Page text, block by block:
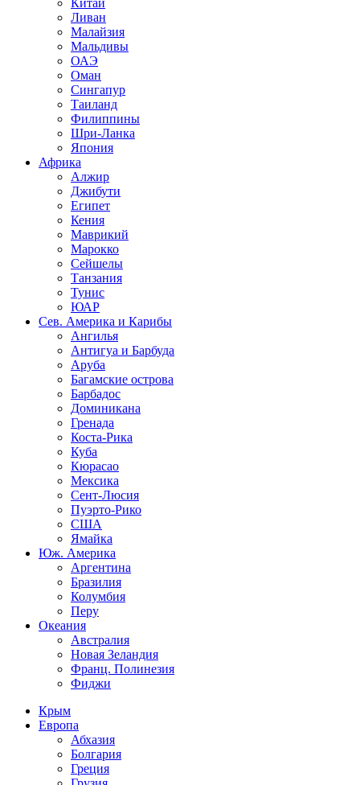
Китай
Ливан
Малайзия
Мальдивы
ОАЭ
Оман
Сингапур
Таиланд
Филиппины
Шри-Ланка
Япония
Африка
Алжир
Джибути
Египет
Кения
Маврикий
Марокко
Сейшелы
Танзания
Тунис
ЮАР
Сев. Америка и Карибы
Ангилья
Антигуа и Барбуда
Аруба
Багамские острова
Барбадос
Доминикана
Гренада
Коста-Рика
Куба
Кюрасао
Мексика
Сент-Люсия
Пуэрто-Рико
США
Ямайка
Юж. Америка
Аргентина
Бразилия
Колумбия
Перу
Океания
Австралия
Новая Зеландия
Франц. Полинезия
Фиджи
Крым
Европа
Абхазия
Болгария
Греция